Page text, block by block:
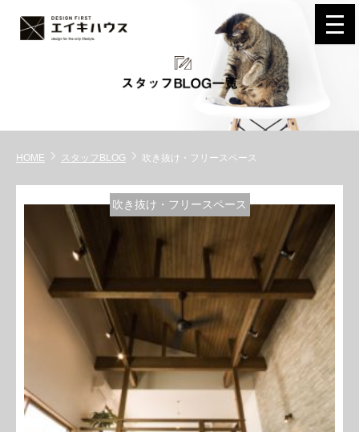
HOME スタッフBLOG 吹き抜け・フリースペース
吹き抜け・フリースペース